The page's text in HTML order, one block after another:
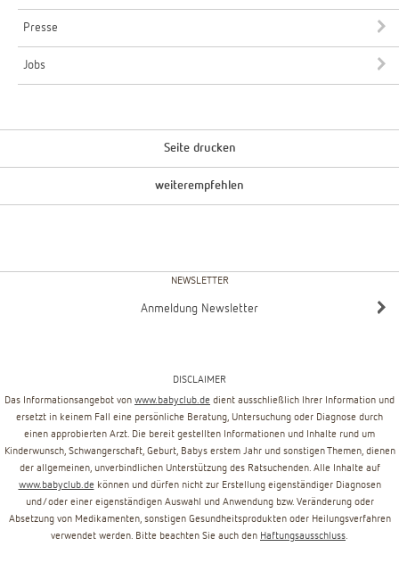
Presse
Jobs
Seite drucken
weiterempfehlen
NEWSLETTER
Anmeldung Newsletter
DISCLAIMER
Das Informationsangebot von www.babyclub.de dient ausschließlich Ihrer Information und
ersetzt in keinem Fall eine persönliche Beratung, Untersuchung oder Diagnose durch
einen approbierten Arzt. Die bereit gestellten Informationen und Inhalte rund um
Kinderwunsch, Schwangerschaft, Geburt, Babys erstem Jahr und sonstigen Themen, dienen
der allgemeinen, unverbindlichen Unterstützung des Ratsuchenden. Alle Inhalte auf
www.babyclub.de können und dürfen nicht zur Erstellung eigenständiger Diagnosen
und/oder einer eigenständigen Auswahl und Anwendung bzw. Veränderung oder
Absetzung von Medikamenten, sonstigen Gesundheitsprodukten oder Heilungsverfahren
verwendet werden. Bitte beachten Sie auch den Haftungsausschluss.